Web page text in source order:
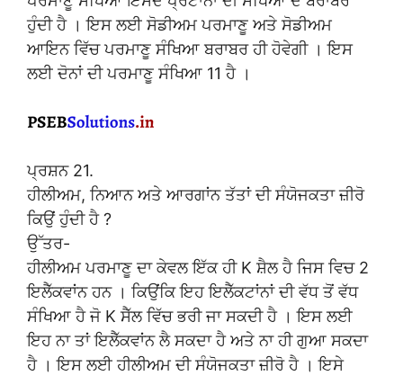
ਹੁੰਦੀ ਹੈ । ਇਸ ਲਈ ਸੋਡੀਅਮ ਪਰਮਾਣੂ ਅਤੇ ਸੋਡੀਅਮ
ਆਇਨ ਵਿੱਚ ਪਰਮਾਣੂ ਸੰਖਿਆ ਬਰਾਬਰ ਹੀ ਹੋਵੇਗੀ । ਇਸ
ਲਈ ਦੋਨਾਂ ਦੀ ਪਰਮਾਣੂ ਸੰਖਿਆ 11 ਹੈ ।
ਪ੍ਰਸ਼ਨ 21.
ਹੀਲੀਅਮ, ਨਿਆਨ ਅਤੇ ਆਰਗਾਂਨ ਤੱਤਾਂ ਦੀ ਸੰਯੋਜਕਤਾ ਜ਼ੀਰੋ
ਕਿਉਂ ਹੁੰਦੀ ਹੈ ?
ਉੱਤਰ-
ਹੀਲੀਅਮ ਪਰਮਾਣੂ ਦਾ ਕੇਵਲ ਇੱਕ ਹੀ K ਸ਼ੈਲ ਹੈ ਜਿਸ ਵਿਚ 2
ਇਲੈੱਕਵਾਂਨ ਹਨ । ਕਿਉਂਕਿ ਇਹ ਇਲੈੱਕਟਾਂਨਾਂ ਦੀ ਵੱਧ ਤੋਂ ਵੱਧ
ਸੰਖਿਆ ਹੈ ਜੋ K ਸੈੱਲ ਵਿੱਚ ਭਰੀ ਜਾ ਸਕਦੀ ਹੈ । ਇਸ ਲਈ
ਇਹ ਨਾ ਤਾਂ ਇਲੈੱਕਵਾਂਨ ਲੈ ਸਕਦਾ ਹੈ ਅਤੇ ਨਾ ਹੀ ਗੁਆ ਸਕਦਾ
ਹੈ । ਇਸ ਲਈ ਹੀਲੀਅਮ ਦੀ ਸੰਯੋਜਕਤਾ ਜ਼ੀਰੋ ਹੈ । ਇਸੇ